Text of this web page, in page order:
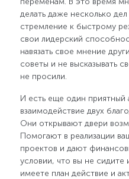
делать даже несколько
стремление к быстрому
свои лидерский
навязать свое мнение
советы и не высказывать
не просили.
И есть еще один приятный
взаимодействие двух
Они открывают двери
Помогают в реализации
проектов и дают
условии, что вы не
имеете план действие и